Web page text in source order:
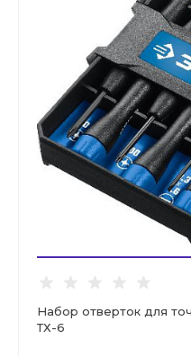
Набор отверток для
ТХ-6